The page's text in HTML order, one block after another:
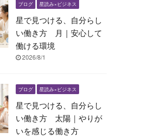
ブログ 星読み×ビジネス
星で見つける、自分らし
い働き方 月｜安心して
働ける環境
2026/8/1
ブログ 星読み×ビジネス
星で見つける、自分らし
い働き方 太陽｜やりが
いを感じる働き方